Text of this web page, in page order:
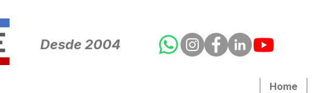
Desde 2004
Home